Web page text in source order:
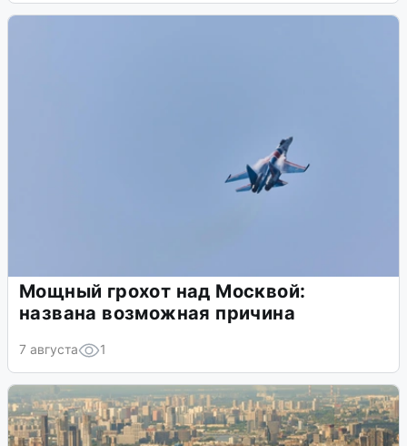
Мощный грохот над Москвой:
названа возможная причина
7 августа 1